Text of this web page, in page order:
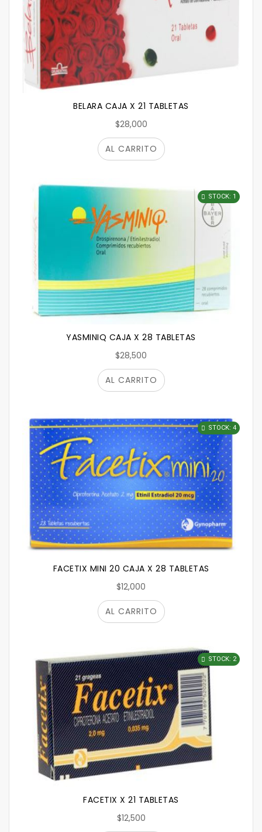
BELARA CAJA X 21 TABLETAS
$28,000
AL CARRITO
YASMINIQ CAJA X 28 TABLETAS
$28,500
STOCK: 1
AL CARRITO
FACETIX MINI 20 CAJA X 28 TABLETAS
$12,000
STOCK: 4
AL CARRITO
FACETIX X 21 TABLETAS
$12,500
STOCK: 2